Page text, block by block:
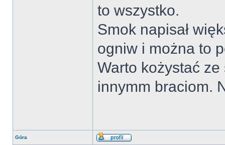
to wszystko.
Smok napisał
ogniw i można to
Warto kożystać ze
innymm braciom.
Góra